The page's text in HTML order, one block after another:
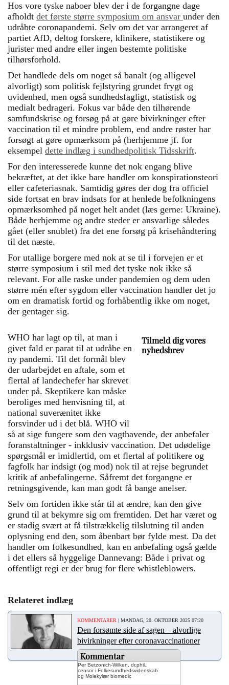
Hos vore tyske naboer blev der i de forgangne dage
afholdt det første større symposium om ansvar under den
udråbte coronapandemi. Selv om det var arrangeret af
partiet AfD, deltog forskere, klinikere, statistikere og
jurister med andre eller ingen bestemte politiske
tilhørsforhold.
Det handlede dels om noget så banalt (og alligevel
alvorligt) som politisk fejlstyring grundet frygt og
uvidenhed, men også sundhedsfagligt, statistisk og
medialt bedrageri. Fokus var både den tilhørende
samfundskrise og forsøg på at gøre bivirkninger efter
vaccination til et mindre problem, end andre røster har
forsøgt at gøre opmærksom på (herhjemme jf. for
eksempel dette indlæg i sundhedpolitisk Tidsskrift.
For den interesserede kunne det nok engang blive
bekræftet, at det ikke bare handler om konspirationsteori
eller cafeteriasnak. Samtidig gøres der dog fra officiel
side fortsat en brav indsats for at henlede befolkningens
opmærksomhed på noget helt andet (læs gerne: Ukraine).
Både herhjemme og andre steder er ansvarlige således
gået (eller snublet) fra det ene forsøg på krisehåndtering
til det næste.
For utallige borgere med nok at se til i forvejen er et
større symposium i stil med det tyske nok ikke så
relevant. For alle raske under pandemien og dem uden
større mén efter sygdom eller vaccination handler det jo
om en dramatisk fortid og forhåbentlig ikke om noget,
der gentager sig.
Tilmeld dig vores
nyhedsbrev
WHO har lagt op til, at man i
givet fald er parat til at udråbe en
ny pandemi. Til det formål blev
der udarbejdet en aftale, som et
flertal af landechefer har skrevet
under på. Skeptikere kan måske
beroliges med henvisning til, at
national suverænitet ikke
forsvinder ud i det blå. WHO vil
så at sige fungere som den vagthavende, der anbefaler
foranstaltninger - inkklusiv vaccination. Det udødelige
spørgsmål er imidlertid, om et flertal af politikere og
fagfolk har indsigt (og mod) nok til at rejse begrundet
kritik af anbefalingerne. Såfremt det forgangne er
retningsgivende, kan man godt få bange anelser.
Selv om fortiden ikke står til at ændre, kan den give
grund til at bekymre sig om fremtiden. Det har været og
er stadig svært at få tilstrækkelig tilslutning til anden
oplysning end den, som åbenbart bør fylde mest. Da det
handler om folkesundhed, kan en anbefaling også gælde
i det ellers så hyggelige Dannevang: Både i privat og
offentligt regi er der brug for flere whistleblowers.
Relateret indlæg
KOMMENTARER | MANDAG, 20. OKTOBER 2025 07:20
Den forsømte side af sagen – alvorlige
bivirkninger efter coronavaccinationer
Kommentar
Per Betzonich-Wilken, dr.phil.,
censor i Folkesundhedsvidenskab
og Molekylær biomedic